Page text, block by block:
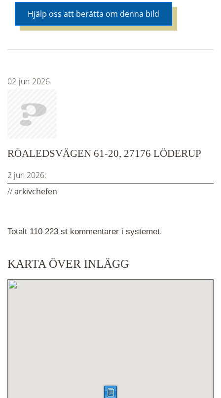
Hjälp oss att berätta om denna bild
Totalt 110 223 st kommentarer i systemet.
KARTA ÖVER INLÄGG
02 jun 2026
RÖALEDSVÄGEN 61-20, 27176 LÖDERUP
2 jun 2026:
//arkivchefen